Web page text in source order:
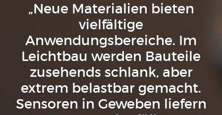
„Neue Materialien bieten
vielfältige
Anwendungsbereiche. Im
Leichtbau werden Bauteile
zusehends schlank, aber
extrem belastbar gemacht.
Sensoren in Geweben liefern